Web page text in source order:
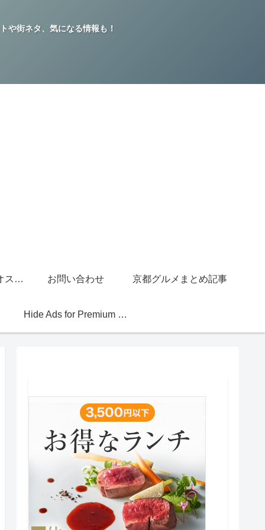
や街ネタ、気になる情報も！
グッチジャパン的オススメ店 お問い合わせ 京都グルメまとめ記事
Hide Ads for Premium Members